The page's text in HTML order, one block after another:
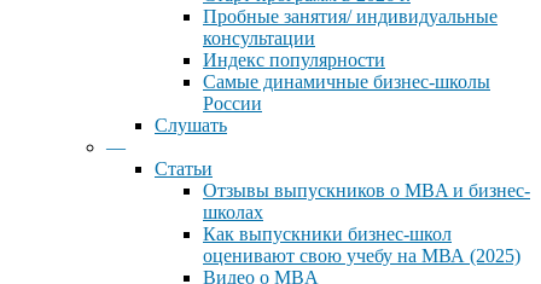
Пробные занятия/ индивидуальные
консультации
Индекс популярности
Самые динамичные бизнес-школы
России
Слушать
—
Статьи
Отзывы выпускников о MBA и бизнес-
школах
Как выпускники бизнес-школ
оценивают свою учебу на МВА (2025)
Видео о MBA